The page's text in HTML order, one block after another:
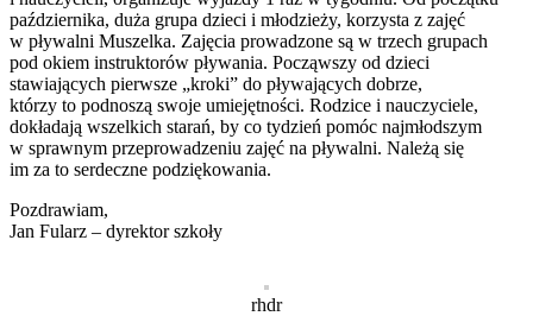
października, duża grupa dzieci i młodzieży, korzysta z zajęć
w pływalni Muszelka. Zajęcia prowadzone są w trzech grupach
pod okiem instruktorów pływania. Począwszy od dzieci
stawiających pierwsze „kroki” do pływających dobrze,
którzy to podnoszą swoje umiejętności. Rodzice i nauczyciele,
dokładają wszelkich starań, by co tydzień pomóc najmłodszym
w sprawnym przeprowadzeniu zajęć na pływalni. Należą się
im za to serdeczne podziękowania.
Pozdrawiam,
Jan Fularz – dyrektor szkoły
rhdr